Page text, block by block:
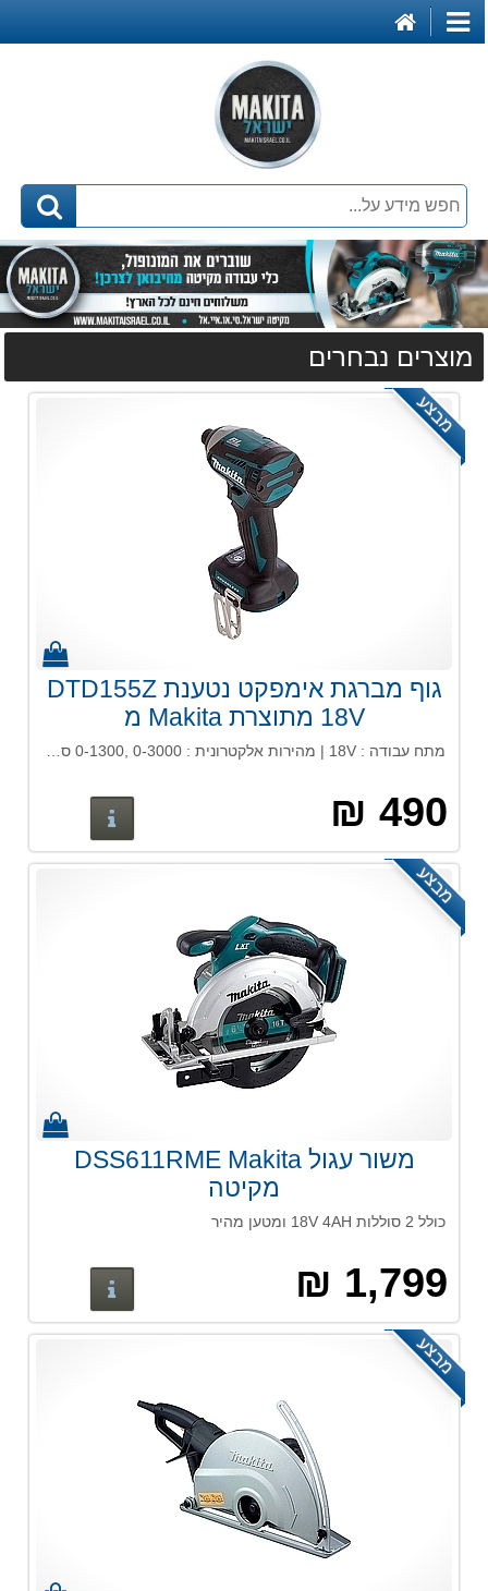
קטגוריות
מוצרים נבחרים
מבצע
גוף מברגת אימפקט נטענת DTD155Z
18V מתוצרת Makita מ
מתח עבודה : 18V | מהירות אלקטרונית : 0-3000 ,0-1300 סל"ד | מס’ רטיטות לדקה: 0-3900 , 0-1600 | מומנט פיתול : 140 ניוטון / מטר | משקל : 1.4 ק"ג גוף בלבד
490 ₪
מבצע
משור עגול DSS611RME Makita
מקיטה
כולל 2 סוללות 18V 4AH ומטען מהיר
1,799 ₪
מבצע